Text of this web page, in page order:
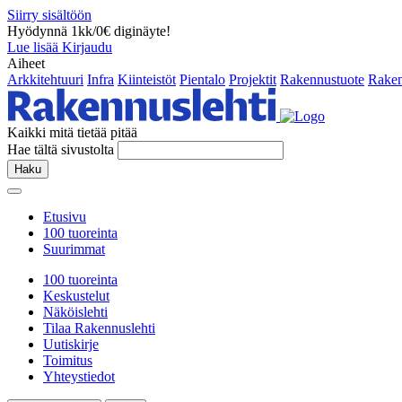
Siirry sisältöön
Hyödynnä 1kk/0€ diginäyte!
Lue lisää Kirjaudu
Aiheet
Arkkitehtuuri Infra Kiinteistöt Pientalo Projektit Rakennustuote
Kaikki mitä tietää pitää
Hae tältä sivustolta
Haku
Etusivu
100 tuoreinta
Suurimmat
100 tuoreinta
Keskustelut
Näköislehti
Tilaa Rakennuslehti
Uutiskirje
Toimitus
Yhteystiedot